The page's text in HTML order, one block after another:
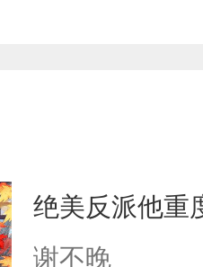
绝美反派他重
谢不晚